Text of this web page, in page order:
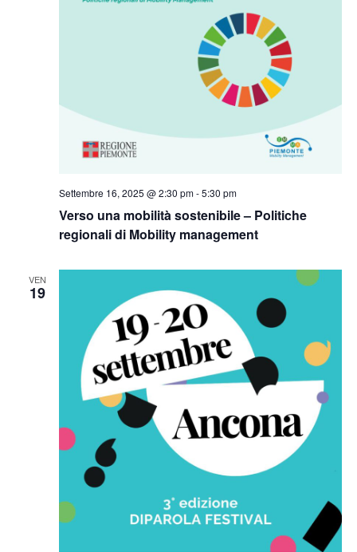
Verso una mobilità sostenibile – Politiche
regionali di Mobility management
Settembre 16, 2025 @ 2:30 pm-5:30 pm
VEN
19